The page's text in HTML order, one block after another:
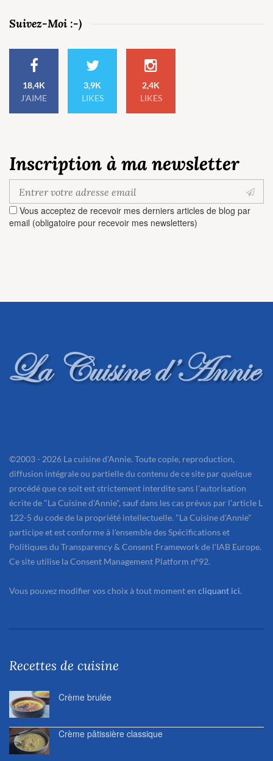
Suivez-Moi :-)
18,4K
J'AIME
3,9K
LIKES
2,4K
LIKES
Inscription à ma newsletter
Vous acceptez de recevoir mes derniers articles de blog par
email (obligatoire pour recevoir mes newsletters)
©2003 - 2026 La cuisine d'Annie. Toute copie, reproduction,
diffusion intégrale ou partielle du contenu de ce site par quelque
procédé que ce soit est strictement interdite sans l'autorisation
écrite de "La Cuisine d'Annie", sauf dans les cas prévus par l'article L
122-5 du code de la propriété intellectuelle. "La Cuisine d'Annie"
participe et est conforme à l'ensemble des Spécifications et
Politiques du Transparency & Consent Framework de l'IAB Europe.
Ce site utilise la Consent Management Platform n°92.
Vous pouvez modifier vos choix à tout moment en cliquant ici.
Recettes de cuisine
Crème brulée
Crème pâtissière classique